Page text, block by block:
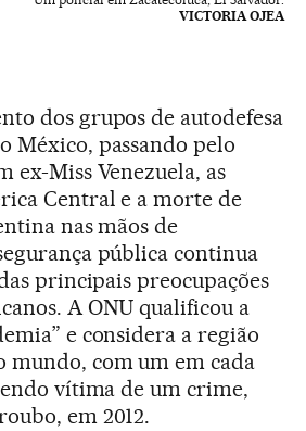
VICTORIA OJEA
dos grupos de autodefesa
México, passando pelo
ex-Miss Venezuela, as
Central e a morte de
nas mãos de
pública continua
principais preocupações
A ONU qualificou a
e considera a região
mundo, com um em cada
vítima de um crime,
em 2012.